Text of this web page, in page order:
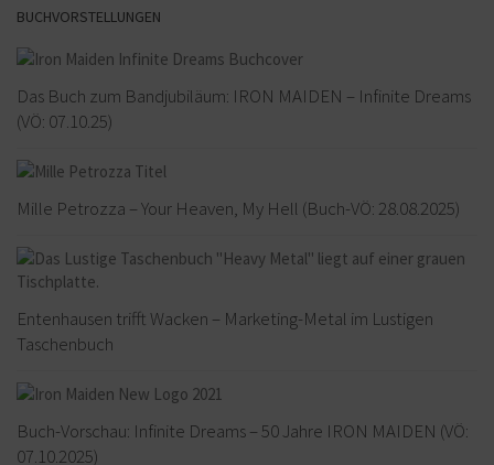
BUCHVORSTELLUNGEN
Das Buch zum Bandjubiläum: IRON MAIDEN – Infinite Dreams
(VÖ: 07.10.25)
Mille Petrozza – Your Heaven, My Hell (Buch-VÖ: 28.08.2025)
Entenhausen trifft Wacken – Marketing-Metal im Lustigen
Taschenbuch
Buch-Vorschau: Infinite Dreams – 50 Jahre IRON MAIDEN (VÖ:
07.10.2025)